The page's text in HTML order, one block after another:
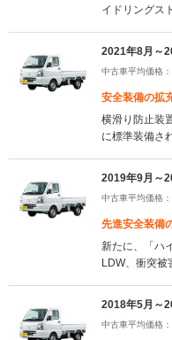
イドリングス
ている。また
ロゲンから
認性向上の両
2021年8月～
中古車平均価格：
安全装備の拡
横滑り防止装
に標準装備さ
トする「ブレ
準装備されて
ンションを標
2019年9月～
中古車平均価格：
先進安全装備
新たに、「ハ
LDW、衝突被
「踏み間違い
「DXセーフ
また、GXに
2018年5月～
中古車平均価格：